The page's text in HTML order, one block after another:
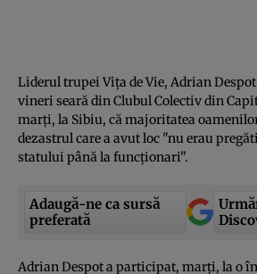
Liderul trupei Viţa de Vie, Adrian
vineri seară din Clubul Colectiv din
marţi, la Sibiu, că majoritatea
dezastrul care a avut loc "nu erau
statului până la funcţionari".
Adaugă-ne ca sursă
preferată
Adrian Despot a participat, marţi, la o